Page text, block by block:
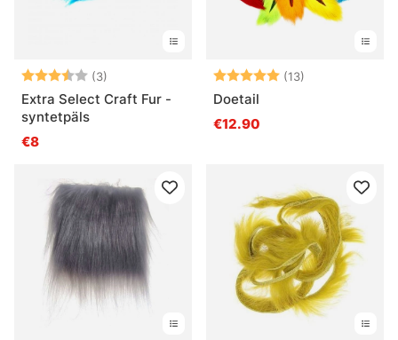
Note: (3)
Extra Select Craft Fur -
syntetpäls
€8
Note: (13)
Doetail
€12.90